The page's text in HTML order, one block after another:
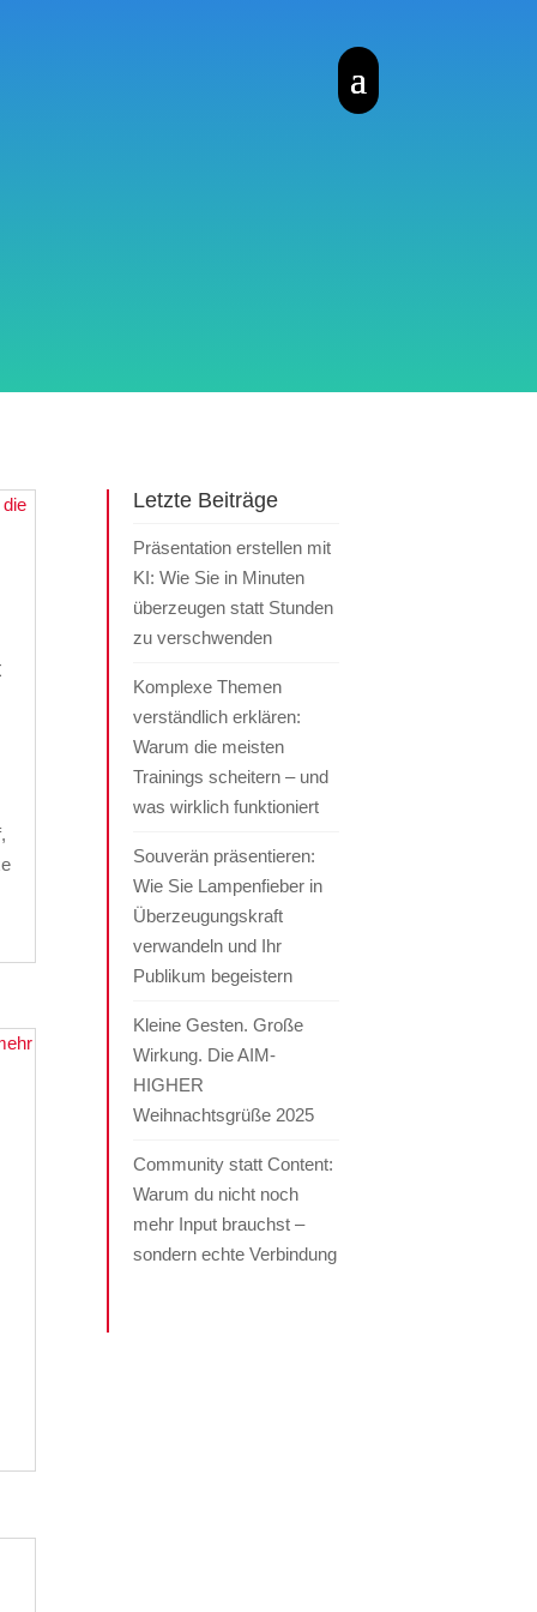
Letzte Beiträge
Präsentation erstellen mit
KI: Wie Sie in Minuten
überzeugen statt Stunden
zu verschwenden
Komplexe Themen
verständlich erklären:
Warum die meisten
Trainings scheitern – und
was wirklich funktioniert
Souverän präsentieren:
Wie Sie Lampenfieber in
Überzeugungskraft
verwandeln und Ihr
Publikum begeistern
Kleine Gesten. Große
Wirkung. Die AIM-
HIGHER
Weihnachtsgrüße 2025
Community statt Content:
Warum du nicht noch
mehr Input brauchst –
sondern echte Verbindung